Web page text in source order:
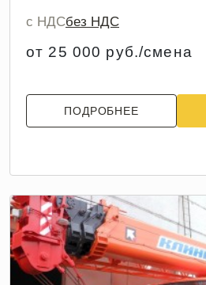
с НДСбез НДС
от 25 000 руб./смена
ПОДРОБНЕЕ